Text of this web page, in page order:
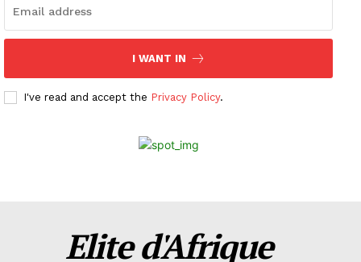
I WANT IN
I've read and accept the Privacy Policy.
Elite d'Afrique